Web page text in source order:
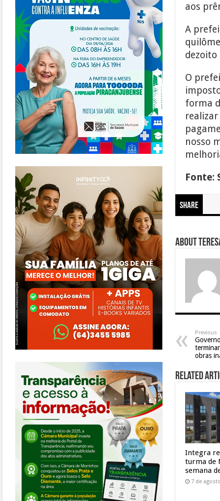
aos
A
dezoito
O
forma
nosso
Fonte:
Share
About
Previous
obras
Related
Integra
turma de
semana
7 de
https://www.infinitygo.com.br/
https://morrinhos.go.leg.br/